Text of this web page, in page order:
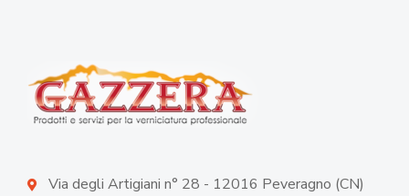
Via degli Artigiani n° 28 - 12016 Peveragno (CN)